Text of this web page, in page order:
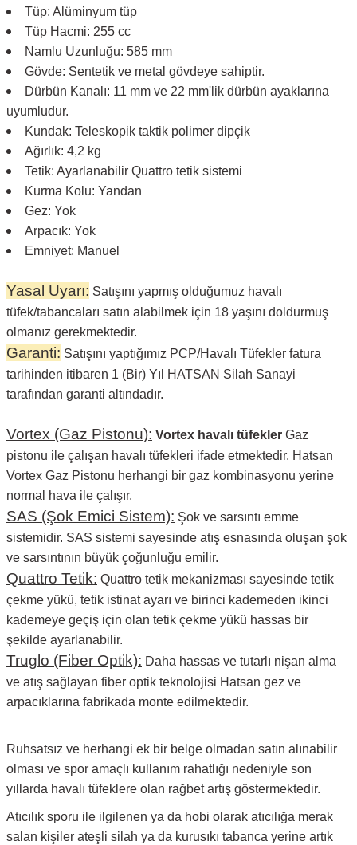
Tüp: Alüminyum tüp
Tüp Hacmi: 255 cc
Namlu Uzunluğu: 585 mm
Gövde: Sentetik ve metal gövdeye sahiptir.
Dürbün Kanalı: 11 mm ve 22 mm'lik dürbün ayaklarına
uyumludur.
Kundak: Teleskopik taktik polimer dipçik
Ağırlık: 4,2 kg
Tetik: Ayarlanabilir Quattro tetik sistemi
Kurma Kolu: Yandan
Gez: Yok
Arpacık: Yok
Emniyet: Manuel
Yasal Uyarı: Satışını yapmış olduğumuz havalı
tüfek/tabancaları satın alabilmek için 18 yaşını doldurmuş
olmanız gerekmektedir.
Garanti: Satışını yaptığımız PCP/Havalı Tüfekler fatura
tarihinden itibaren 1 (Bir) Yıl HATSAN Silah Sanayi
tarafından garanti altındadır.
Vortex (Gaz Pistonu): Vortex havalı tüfekler Gaz
pistonu ile çalışan havalı tüfekleri ifade etmektedir. Hatsan
Vortex Gaz Pistonu herhangi bir gaz kombinasyonu yerine
normal hava ile çalışır.
SAS (Şok Emici Sistem): Şok ve sarsıntı emme
sistemidir. SAS sistemi sayesinde atış esnasında oluşan şok
ve sarsıntının büyük çoğunluğu emilir.
Quattro Tetik: Quattro tetik mekanizması sayesinde tetik
çekme yükü, tetik istinat ayarı ve birinci kademeden ikinci
kademeye geçiş için olan tetik çekme yükü hassas bir
şekilde ayarlanabilir.
Truglo (Fiber Optik): Daha hassas ve tutarlı nişan alma
ve atış sağlayan fiber optik teknolojisi Hatsan gez ve
arpacıklarına fabrikada monte edilmektedir.
Ruhsatsız ve herhangi ek bir belge olmadan satın alınabilir
olması ve spor amaçlı kullanım rahatlığı nedeniyle son
yıllarda havalı tüfeklere olan rağbet artış göstermektedir.
Atıcılık sporu ile ilgilenen ya da hobi olarak atıcılığa merak
salan kişiler ateşli silah ya da kurusıkı tabanca yerine artık